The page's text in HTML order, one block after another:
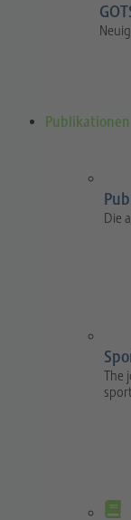
Publikationen
Die
The